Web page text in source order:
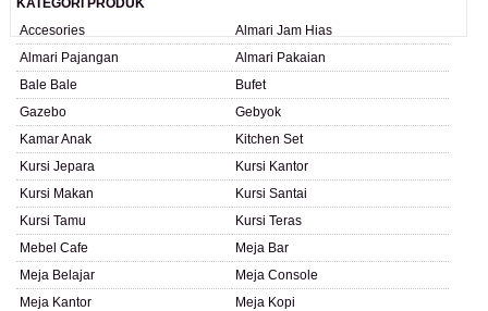
KATEGORI PRODUK
Accesories
Almari Jam Hias
Almari Pajangan
Almari Pakaian
Bale Bale
Bufet
Gazebo
Gebyok
Kamar Anak
Kitchen Set
Kursi Jepara
Kursi Kantor
Kursi Makan
Kursi Santai
Kursi Tamu
Kursi Teras
Mebel Cafe
Meja Bar
Meja Belajar
Meja Console
Meja Kantor
Meja Kopi